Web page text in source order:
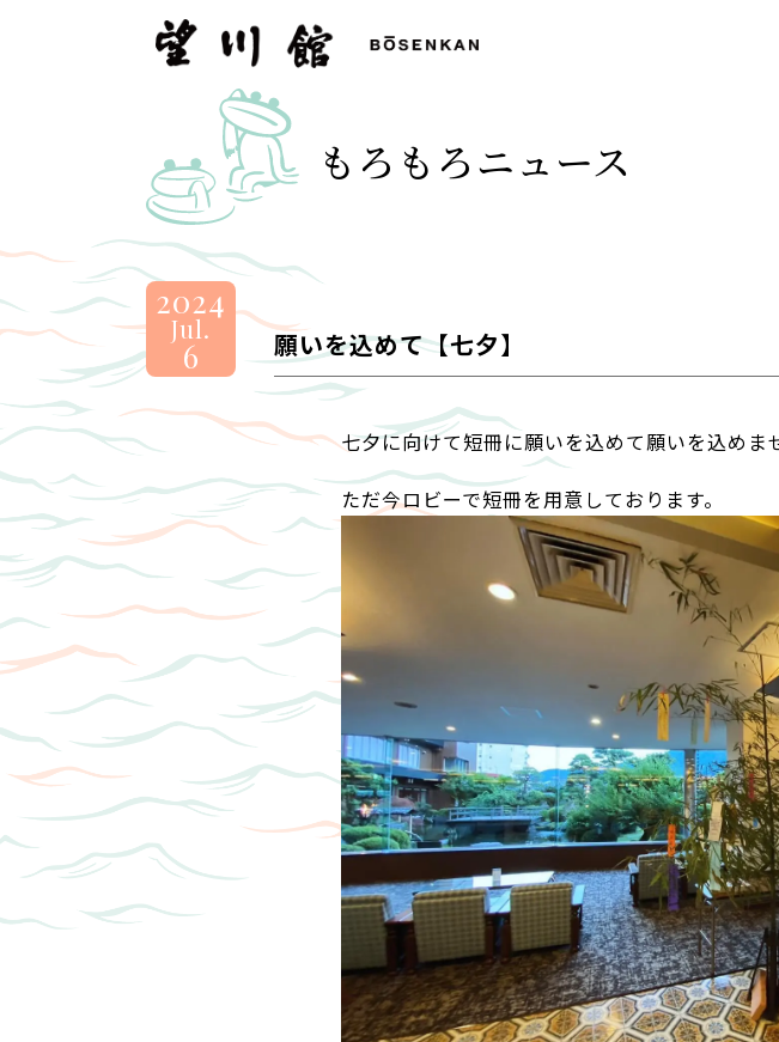
望
川
BOSENKAN
もろもろニュース
2024
Jul.
6 願いを込めて【七夕】
七夕に向けて短冊に願いを込めて願いを込めま
ただ今ロビーで短冊を用意しております。